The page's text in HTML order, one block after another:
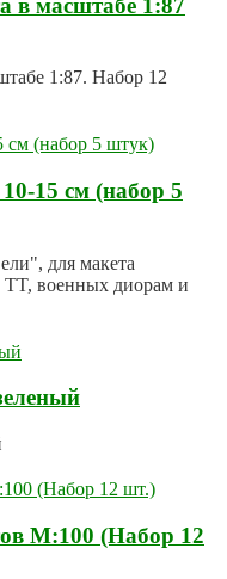
1:87. Набор 12
15 см (набор 5
для макета
TT, военных диорам и
М:100 (Набор 12